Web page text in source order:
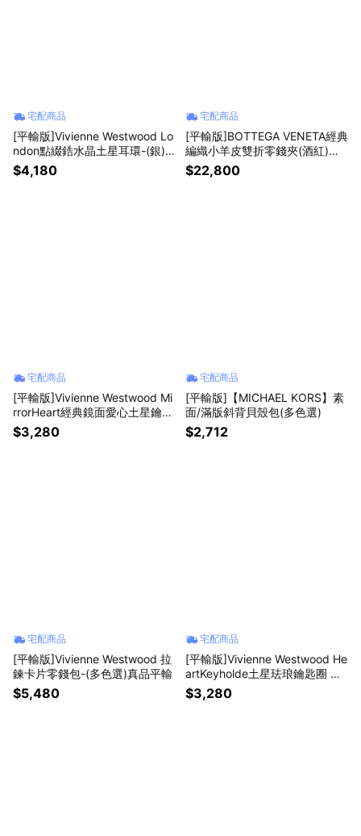
宅配商品
[平輸版]Vivienne Westwood Lo
ndon點綴鋯水晶土星耳環-(銀)
真品平輸
$4,180
宅配商品
[平輸版]BOTTEGA VENETA經典
編織小羊皮雙折零錢夾(酒紅)真
品平輸
$22,800
宅配商品
[平輸版]Vivienne Westwood Mi
rrorHeart經典鏡面愛心土星鑰匙
圈 真品平輸
$3,280
宅配商品
[平輸版]【MICHAEL KORS】素
面/滿版斜背貝殼包(多色選)
$2,712
宅配商品
[平輸版]Vivienne Westwood 拉
鍊卡片零錢包-(多色選)真品平輸
$5,480
宅配商品
[平輸版]Vivienne Westwood He
artKeyholde土星珐琅鑰匙圈 真
品平輸
$3,280